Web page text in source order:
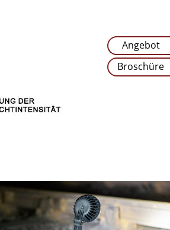
Angebot
Broschüre